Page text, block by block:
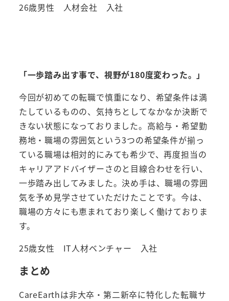
26歳男性 人材会社 入社
「一歩踏み出す事で、視野が180度変わった。」
今回が初めての転職で慎重になり、希望条件は満
たしているものの、気持ちとしてなかなか決断で
きない状態になっておりました。高給与・希望勤
務地・職場の雰囲気という3つの希望条件が揃っ
ている職場は相対的にみても希少で、再度担当の
キャリアアドバイザーさのと目線合わせを行い、
一歩踏み出してみました。決め手は、職場の雰囲
気を予め見学させていただけたことです。今は、
職場の方々にも恵まれており楽しく働けておりま
す。
25歳女性 IT人材ベンチャー 入社
まとめ
CareEarthは非大卒・第二新卒に特化した転職サ